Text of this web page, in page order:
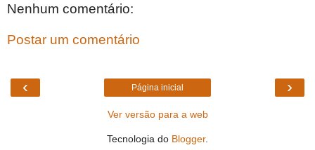
Nenhum comentário:
Postar um comentário
‹ ›
Página inicial
Ver versão para a web
Tecnologia do Blogger.